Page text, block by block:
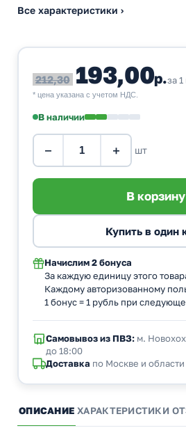
Все характеристики ›
212,30 193,00р.за
* цена указана с учетом НДС.
В наличии
− + шт
Начислим 2 бонуса
За каждую единицу этого
Каждому авторизованному
1 бонус = 1 рубль при
Самовывоз из ПВЗ:м.
до 18:00
Доставка по Москве и области
ОПИСАНИЕ ХАРАКТЕРИСТИКИ